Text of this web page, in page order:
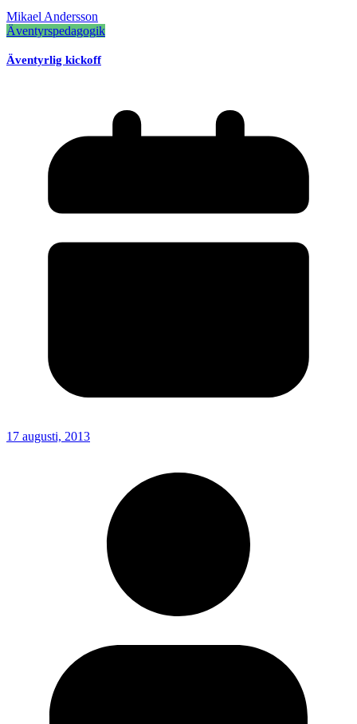
Mikael Andersson
Äventyrspedagogik
Äventyrlig kickoff
17 augusti, 2013